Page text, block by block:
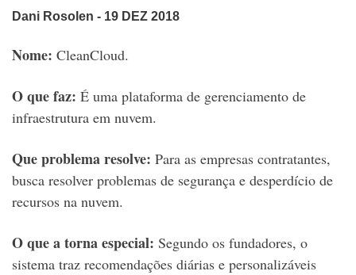
Dani Rosolen - 19 DEZ 2018
Nome: CleanCloud.
O que faz: É uma plataforma de gerenciamento de
infraestrutura em nuvem.
Que problema resolve: Para as empresas contratantes,
busca resolver problemas de segurança e desperdício de
recursos na nuvem.
O que a torna especial: Segundo os fundadores, o
sistema traz recomendações diárias e personalizáveis